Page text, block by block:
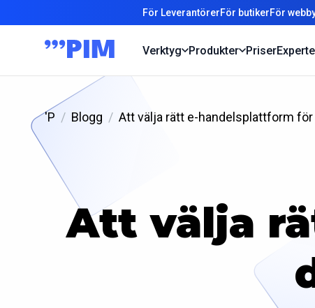
För LeverantörerFör butikerFör
Verktyg Produkter Priser
'P Blogg Att välja rätt e-handelsplattform
Att välja